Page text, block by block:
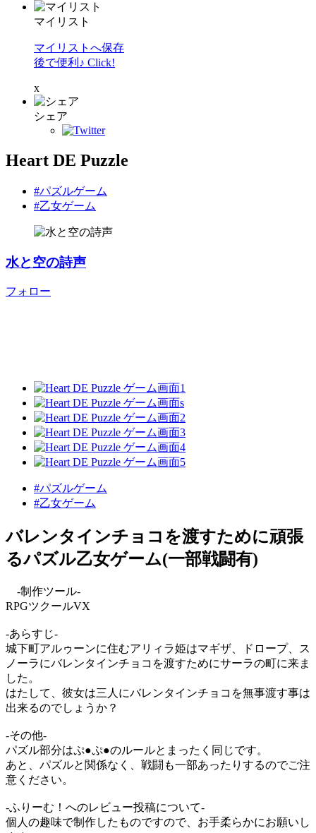
マイリスト
マイリストへ保存
後で便利♪ Click!
x
シェア
Heart DE Puzzle
#パズルゲーム
#乙女ゲーム
水と空の詩声
フォロー
#パズルゲーム
#乙女ゲーム
バレンタインチョコを渡すために頑張
るパズル乙女ゲーム(一部戦闘有)
-制作ツール-
RPGツクールVX
-あらすじ-
城下町アルゥーンに住むアリィラ姫はマギザ、ドロープ、ス
ノーラにバレンタインチョコを渡すためにサーラの町に来ま
した。
はたして、彼女は三人にバレンタインチョコを無事渡す事は
出来るのでしょうか？
-その他-
パズル部分はぷ●ぷ●のルールとまったく同じです。
あと、パズルと関係なく、戦闘も一部あったりするのでご注
意ください。
-ふりーむ！へのレビュー投稿について-
個人の趣味で制作したものですので、お手柔らかにお願いし